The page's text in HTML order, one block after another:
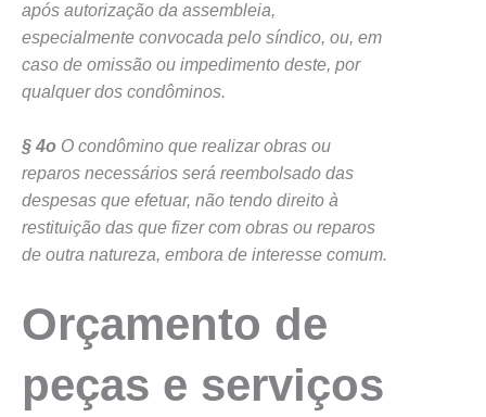
após autorização da assembleia,
especialmente convocada pelo síndico, ou, em
caso de omissão ou impedimento deste, por
qualquer dos condôminos.
§ 4o O condômino que realizar obras ou
reparos necessários será reembolsado das
despesas que efetuar, não tendo direito à
restituição das que fizer com obras ou reparos
de outra natureza, embora de interesse comum.
Orçamento de
peças e serviços